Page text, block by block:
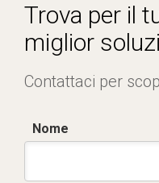
Trova per il
miglior
Contattaci per
Nome